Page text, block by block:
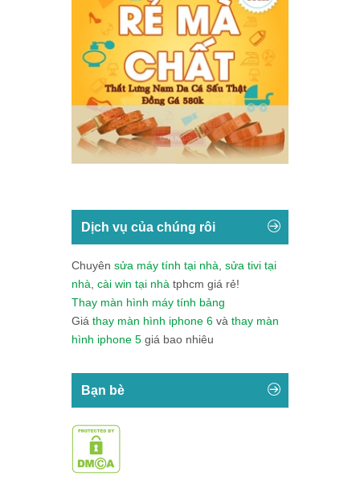
Dịch vụ của chúng rôi
Chuyên sửa máy tính tại nhà sửa tivi tại
nhà cài win tại nhà tphcm giá rẻ!
Thay màn hình máy tính bảng
Giá thay màn hình iphone 6 và thay màn
hình iphone 5 giá bao nhiêu
Bạn bè